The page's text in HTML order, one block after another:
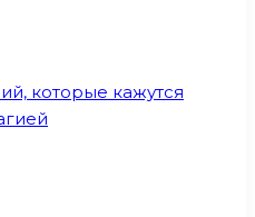
которые кажутся